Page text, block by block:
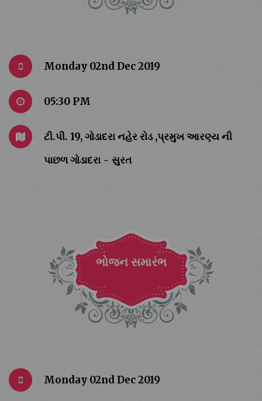
Monday 02nd Dec 2019
05:30 PM
ટી.પી. 19, ગોડાદરા નહેર રોડ ,પ્રમુખ આરણ્ય ની
પાછળ ગોડાદરા - સુરત
ભોજન સમારંભ
Monday 02nd Dec 2019